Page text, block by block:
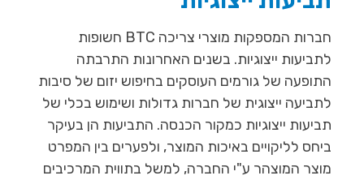
חברות המספקות מוצרי צריכה BTC חשופות
לתביעות ייצוגיות. בשנים האחרונות התרבתה
התופעה של גורמים העוסקים בחיפוש יזום של סיבות
לתביעה ייצוגית של חברות גדולות ושימוש בכלי של
תביעות ייצוגיות כמקור הכנסה. התביעות הן בעיקר
ביחס לליקויים באיכות המוצר, ולפערים בין המפרט
מוצר המוצהר ע"י החברה, למשל בתווית המרכיבים